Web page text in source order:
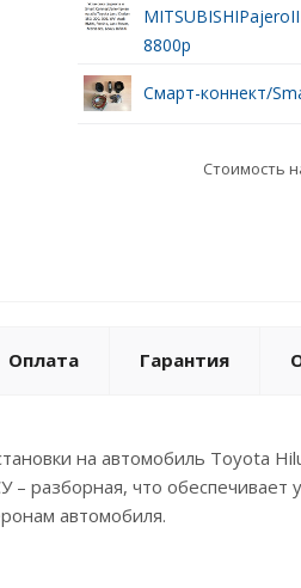
8800р
Смарт-коннект/
Стоимость
Оплата Гарантия
на автомобиль Toyota
разборная, что обеспечивает
автомобиля.